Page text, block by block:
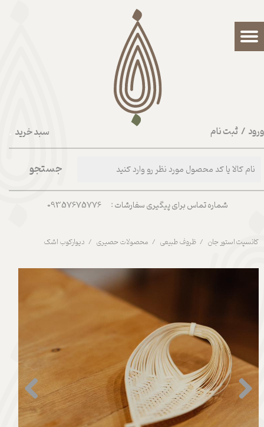
سبد خرید / ثبت نام
حساب کاربری من
تغییر گذر واژه
شماره تماس برای پیگیری سفارشات : 09357675776
جستجو
کانسپت استور جان ظروف طبیعی محصولات حصیری دیوارکوب اشک